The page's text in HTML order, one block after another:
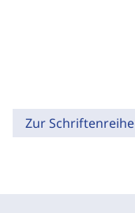
Zur Schriftenreihe